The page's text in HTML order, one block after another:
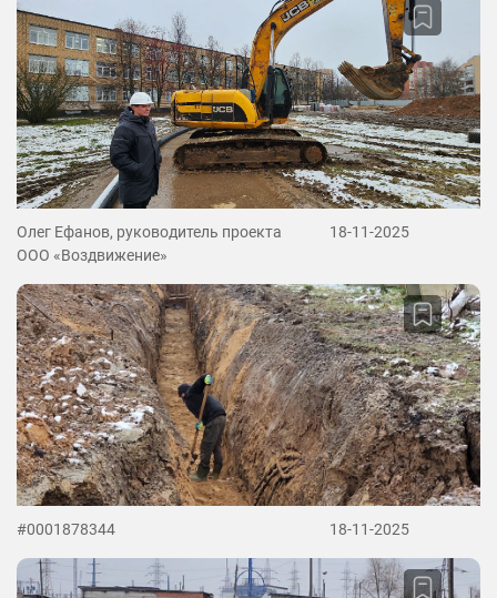
Олег Ефанов, руководитель проекта
ООО «Воздвижение»
18-11-2025
#0001878344 18-11-2025